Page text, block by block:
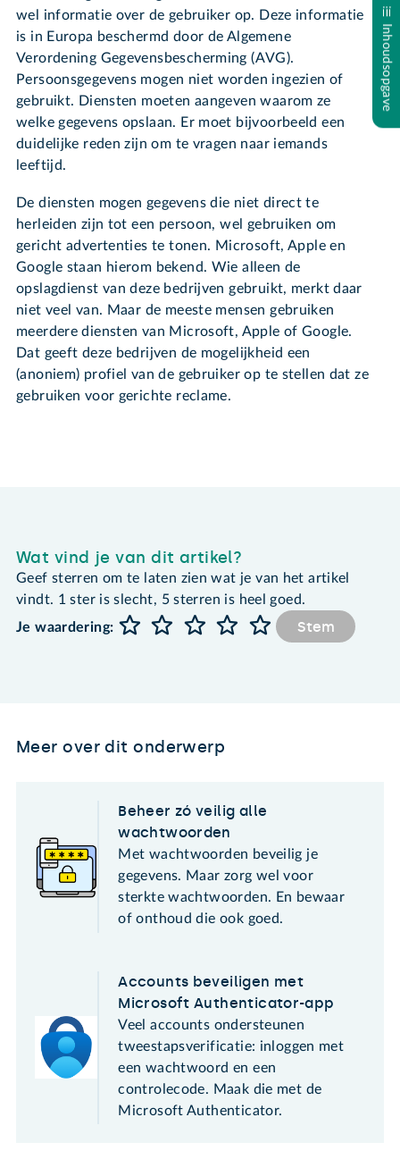
wel informatie over de gebruiker op. Deze informatie
is in Europa beschermd door de Algemene
Verordening Gegevensbescherming (AVG).
Persoonsgegevens mogen niet worden ingezien of
gebruikt. Diensten moeten aangeven waarom ze
welke gegevens opslaan. Er moet bijvoorbeeld een
duidelijke reden zijn om te vragen naar iemands
leeftijd.
De diensten mogen gegevens die niet direct te
herleiden zijn tot een persoon, wel gebruiken om
gericht advertenties te tonen. Microsoft, Apple en
Google staan hierom bekend. Wie alleen de
opslagdienst van deze bedrijven gebruikt, merkt daar
niet veel van. Maar de meeste mensen gebruiken
meerdere diensten van Microsoft, Apple of Google.
Dat geeft deze bedrijven de mogelijkheid een
(anoniem) profiel van de gebruiker op te stellen dat ze
gebruiken voor gerichte reclame.
Inhoudsopgave
Wat vind je van dit artikel?
Geef sterren om te laten zien wat je van het artikel
vindt. 1 ster is slecht, 5 sterren is heel goed.
Je waardering:
Stem
Meer over dit onderwerp
Beheer zó veilig alle
wachtwoorden
Met wachtwoorden beveilig je
gegevens. Maar zorg wel voor
sterkte wachtwoorden. En bewaar
of onthoud die ook goed.
Accounts beveiligen met
Microsoft Authenticator-app
Veel accounts ondersteunen
tweestapsverificatie: inloggen met
een wachtwoord en een
controlecode. Maak die met de
Microsoft Authenticator.